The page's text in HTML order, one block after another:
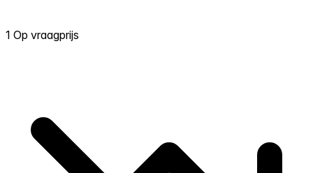
1 Op vraagprijs